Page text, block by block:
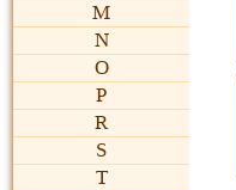
M
N
O
P
R
S
T